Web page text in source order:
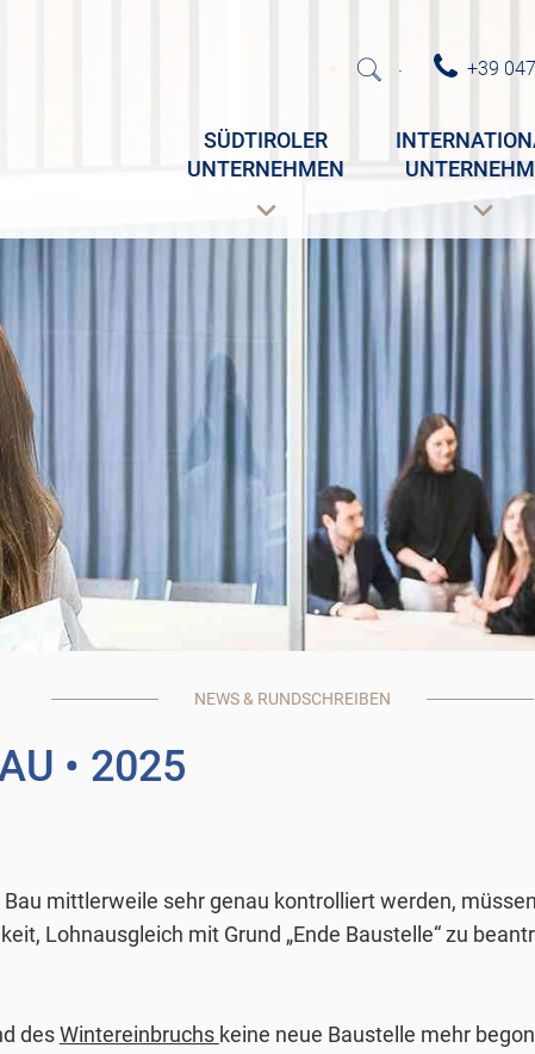
· +39
SÜDTIROLER
UNTERNEHMEN
NEWS & RUNDSCHREIBEN
• 2025
mittlerweile sehr genau kontrolliert werden,
Lohnausgleich mit Grund „Ende Baustelle“ zu
desWintereinbruchs keine neue Baustelle mehr